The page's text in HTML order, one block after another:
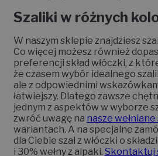
Szaliki w różnych
W naszym sklepie znajdziesz
Co więcej możesz również
preferencji skład włóczki, z
że czasem wybór idealnego
ale z odpowiednimi
łatwiejszy. Dlatego zawsze
jednym z aspektów w wyborze
zwróć uwagę na nasze wełniane
wariantach. A na specjalne
dla Ciebie szal z włóczki o
i 30% wełny z alpaki. Skontaktuj